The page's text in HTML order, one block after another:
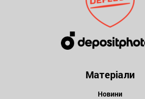
Матеріали
Новини